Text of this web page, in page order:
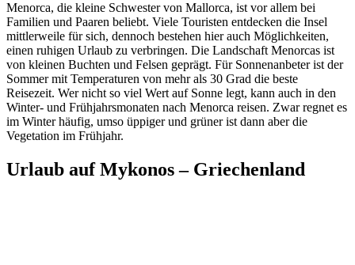
Menorca, die kleine Schwester von Mallorca, ist vor allem bei
Familien und Paaren beliebt. Viele Touristen entdecken die Insel
mittlerweile für sich, dennoch bestehen hier auch Möglichkeiten,
einen ruhigen Urlaub zu verbringen. Die Landschaft Menorcas ist
von kleinen Buchten und Felsen geprägt. Für Sonnenanbeter ist der
Sommer mit Temperaturen von mehr als 30 Grad die beste
Reisezeit. Wer nicht so viel Wert auf Sonne legt, kann auch in den
Winter- und Frühjahrsmonaten nach Menorca reisen. Zwar regnet es
im Winter häufig, umso üppiger und grüner ist dann aber die
Vegetation im Frühjahr.
Urlaub auf Mykonos – Griechenland